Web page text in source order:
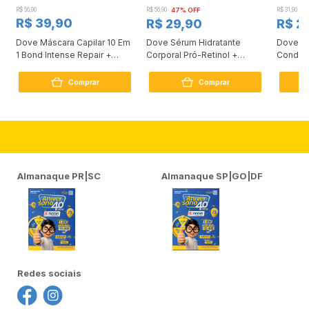
R$ 56,90
R$ 39,90
Dove Máscara Capilar 10 Em
1 Bond Intense Repair +
Comprar
R$ 56,90 47% OFF
R$ 29,90
Dove Sérum Hidratante
Corporal Pró-Retinol +
Comprar
R$ 31,90
R$
Dove
Almanaque PR|SC Almanaque SP|GO|DF
Redes sociais